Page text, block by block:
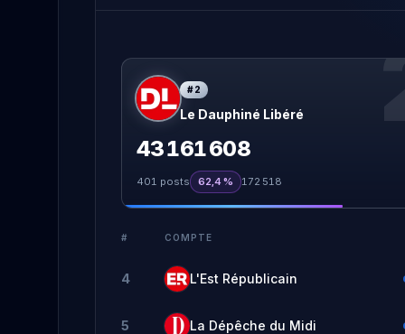
#2
Le Dauphiné Libéré
43 161 608
401 posts 62,4 % 172 518
# COMPTE
4 L'Est Républicain
5 La Dépêche du Midi